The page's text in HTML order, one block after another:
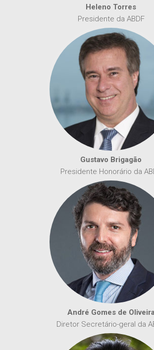
Heleno Torres
Presidente da ABDF
Gustavo Brigagão
Presidente Honorário da
André Gomes de
Diretor Secretário-geral da